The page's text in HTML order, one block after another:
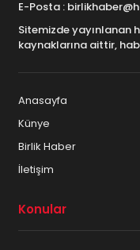
E-Posta :
Sitemizde yayınlanan
kaynaklarına aittir,
Anasayfa
Künye
Birlik Haber
İletişim
Konular